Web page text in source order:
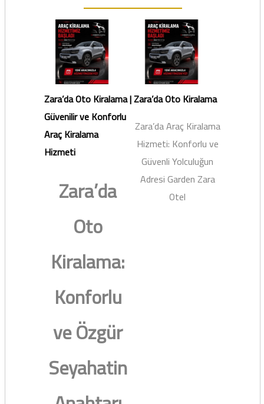
Zara’da Oto Kiralama |
Güvenilir ve Konforlu
Araç Kiralama
Hizmeti
Zara’da
Oto
Kiralama:
Konforlu
ve Özgür
Seyahatin
Zara’da Oto Kiralama
Zara’da Araç Kiralama
Hizmeti: Konforlu ve
Güvenli Yolculuğun
Adresi Garden Zara
Otel